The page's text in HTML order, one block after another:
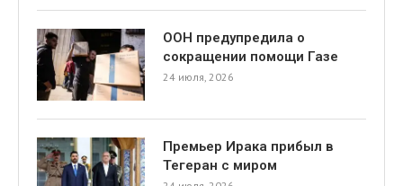
ООН предупредила о
сокращении помощи Газе
24 июля, 2026
Премьер Ирака прибыл в
Тегеран с миром